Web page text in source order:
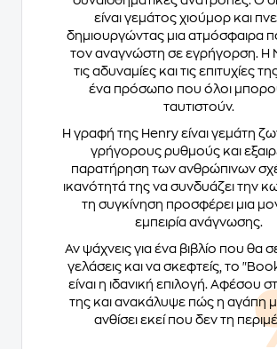
είναι γεμάτος χιούμορ και
δημιουργώντας μια ατμόσφαιρα
τον αναγνώστη σε εγρήγορση. Η
τις αδυναμίες και τις επιτυχίες
ένα πρόσωπο που όλοι
ταυτιστούν.
Η γραφή της Henry είναι γεμάτη
γρήγορους ρυθμούς και
παρατήρηση των ανθρώπινων
ικανότητά της να συνδυάζει την
τη συγκίνηση προσφέρει μια
εμπειρία ανάγνωσης.
Αν ψάχνεις για ένα βιβλίο που θα
γελάσεις και να σκεφτείς, το
είναι η ιδανική επιλογή. Αφέσου
της και ανακάλυψε πώς η αγάπη
ανθίσει εκεί που δεν τη